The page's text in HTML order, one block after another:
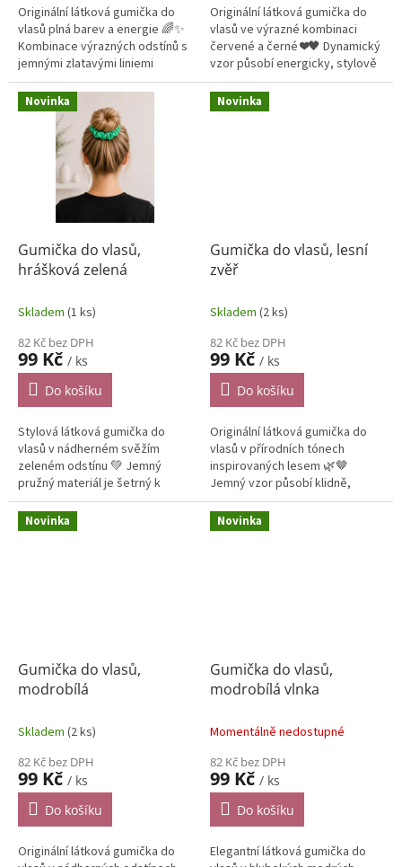
Originální látková gumička do
vlasů plná barev a energie 🌈✨
Kombinace výrazných odstínů s
jemnými zlatavými liniemi
působí elegantně, hravě a
nepřehlédnutelně zároveň 💖
Originální látková gumička do
vlasů ve výrazné kombinaci
červené a černé ❤️🖤 Dynamický
vzor působí energicky, stylově
a nepřehlédnutelně – ideální
doplněk pro ženy, které milují...
Novinka
Gumička do vlasů,
hrášková zelená
Skladem (1 ks)
82 Kč bez DPH
99 Kč / ks
Do košíku
Stylová látková gumička do
vlasů v nádherném svěžím
zeleném odstínu 💚 Jemný
pružný materiál je šetrný k
vlasům, dobře drží a zároveň
krásně doplní každý outfit ✨
Novinka
Gumička do vlasů, lesní
zvěř
Skladem (2 ks)
82 Kč bez DPH
99 Kč / ks
Do košíku
Originální látková gumička do
vlasů v přírodních tónech
inspirovaných lesem 🌿🤎
Jemný vzor působí klidně,
přirozeně a krásně doplní každý
outfit – ideální pro milovnice
přírody a...
Novinka
Gumička do vlasů,
modrobílá
Skladem (2 ks)
82 Kč bez DPH
99 Kč / ks
Do košíku
Originální látková gumička do
Novinka
Gumička do vlasů,
modrobílá vlnka
Momentálně nedostupné
82 Kč bez DPH
99 Kč / ks
Do košíku
Elegantní látková gumička do